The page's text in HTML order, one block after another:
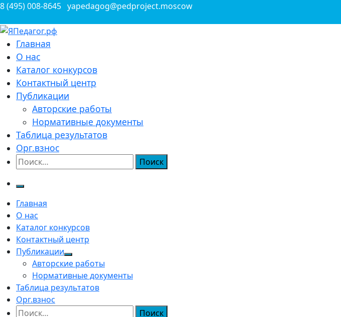
Перейти
содержимому
8 (495) 008-8645 yapedagog@pedproject.moscow
ЯПедагог.рф
Всероссийские конкурсы для педагогов
Главная
О нас
Каталог конкурсов
Контактный центр
Публикации
Авторские работы
Нормативные документы
Таблица результатов
Орг.взнос
Найти:
Главная
О нас
Каталог конкурсов
Контактный центр
Публикации
Авторские работы
Нормативные документы
Таблица результатов
Орг.взнос
Найти: